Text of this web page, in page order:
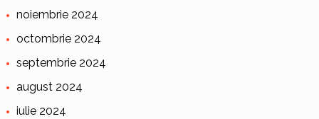
noiembrie 2024
octombrie 2024
septembrie 2024
august 2024
iulie 2024